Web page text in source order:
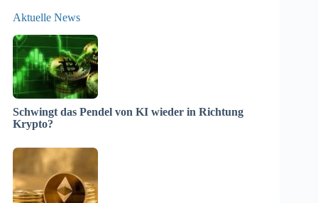
Aktuelle News
Schwingt das Pendel von KI wieder in Richtung
Krypto?